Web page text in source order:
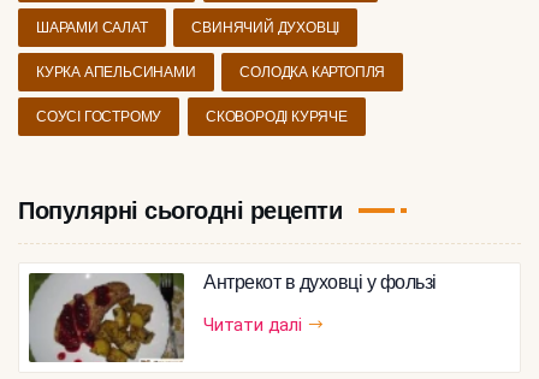
ШАРАМИ САЛАТ СВИНЯЧИЙ ДУХОВЦІ
КУРКА АПЕЛЬСИНАМИ СОЛОДКА КАРТОПЛЯ
СОУСІ ГОСТРОМУ СКОВОРОДІ КУРЯЧЕ
Популярні сьогодні рецепти
Антрекот в духовці у фользі
Читати далі